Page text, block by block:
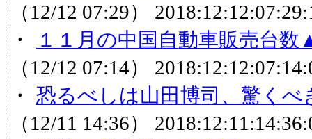
（12/12 07:29）
・
１１月の中国自動車販売台
（12/12 07:14）
・ 恐るべしは山田博司、驚く
（12/11 14:36）